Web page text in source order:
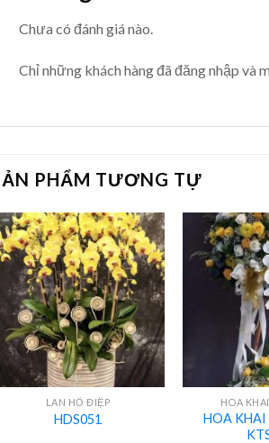
Chưa có đánh giá nào.
Chỉ những khách hàng đã đăng nhập và
PHẨM TƯƠNG TỰ
LAN HỒ ĐIỆP
HDS051
HOA
HOA KHAI